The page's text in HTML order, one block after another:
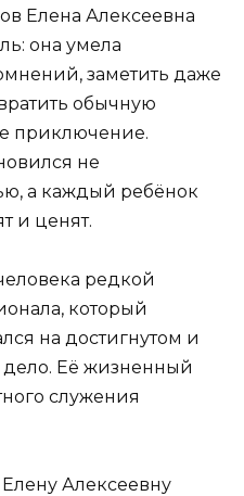
Елена Алексеевна
она умела
заметить даже
обычную
приключение.
не
а каждый ребёнок
и ценят.
редкой
который
на достигнутом и
дело. Её жизненный
служения
Алексеевну